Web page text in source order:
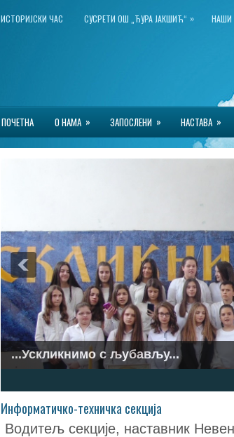
ИСТОРИЈСКИ ЧАС СУСРЕТИ ОШ „ЂУРА ЈАКШИЋ“ » НАШИ
ПОЧЕТНА О НАМА » ЗАПОСЛЕНИ » НАСТАВА »
...Ускликнимо с љубављу...
Информатичко-техничка секција
Водитељ секције, наставник